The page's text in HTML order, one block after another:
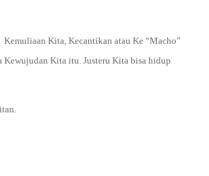
Kita, Kecantikan atau Ke “Macho”
Kewujudan Kita itu. Justeru Kita bisa hidup